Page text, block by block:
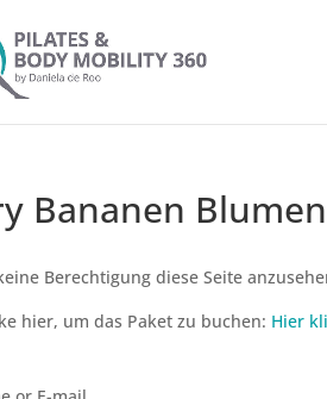
Bananen
Berechtigung diese Seite
hier, um das Paket zu buchen: Hier